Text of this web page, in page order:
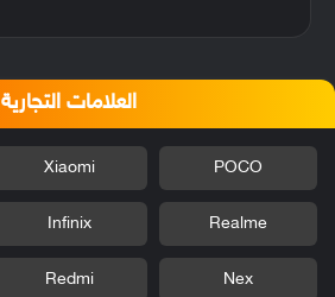
العلامات التجارية
POCO
Xiaomi
Realme
Infinix
Nex
Redmi